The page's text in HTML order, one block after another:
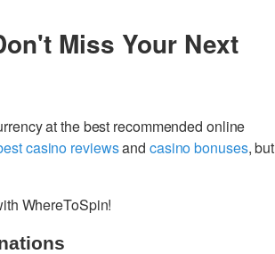
Miss Your Next
at the best recommended online
casino reviewsand casino bonuses, but
WhereToSpin!